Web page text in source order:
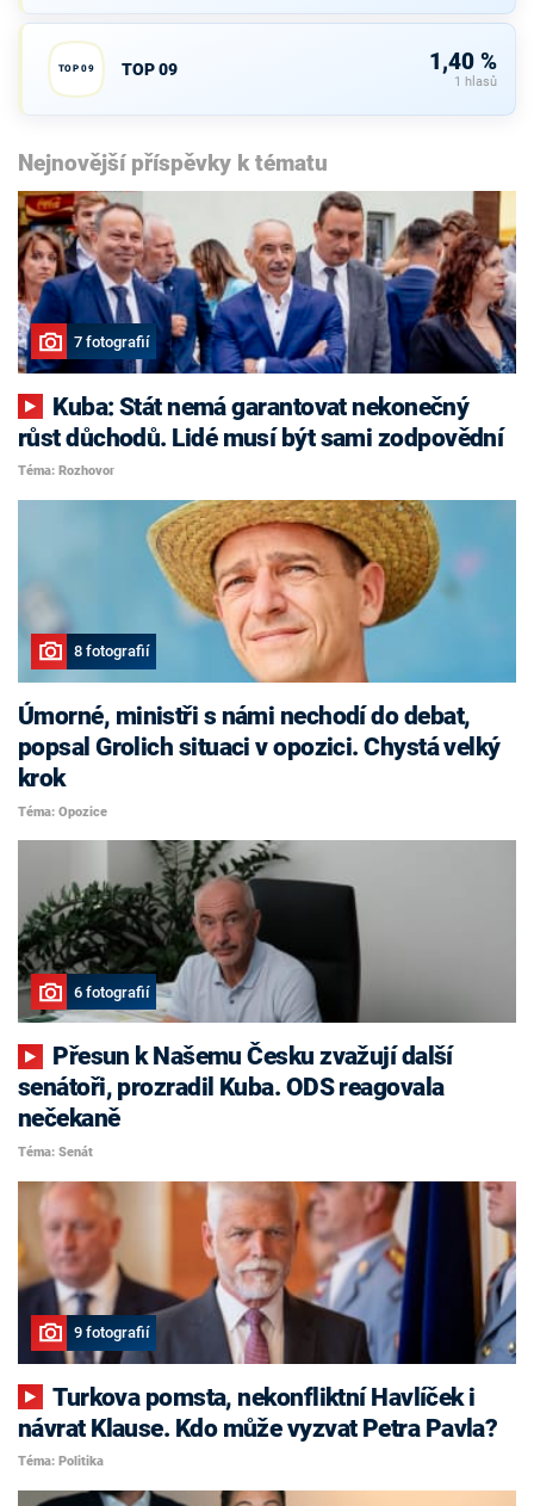
TOP 09 TOP 09 1,40 %
1 hlasů
Nejnovější příspěvky k tématu
7 fotografií
růst důchodů. Lidé musí být sami zodpovědní
Téma: Rozhovor
8 fotografií
Úmorné, ministři s námi nechodí do debat,
popsal Grolich situaci v opozici. Chystá velký
krok
Téma: Opozice
6 fotografií
senátoři, prozradil Kuba. ODS reagovala
nečekaně
Téma: Senát
9 fotografií
Turkova pomsta, nekonfliktní Havlíček i
návrat Klause. Kdo může vyzvat Petra Pavla?
Téma: Politika